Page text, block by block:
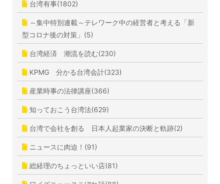
台湾有事(1802)
～集中特別連載～テレワーク中の経営者と考える「新
型コロナ後の対策」(5)
台湾経済 潮流を読む(230)
KPMG 分かる台湾会計(323)
産業時事の法律講座(366)
知っておこう台湾法(629)
台湾で会社を創る 日本人起業家の決断と軌跡(2)
ニュースに肉迫！(91)
総経理のちょっといい店(81)